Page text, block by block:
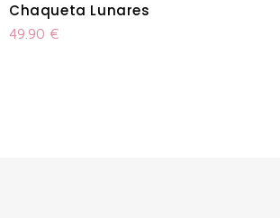
Chaqueta Lunares
49.90 €